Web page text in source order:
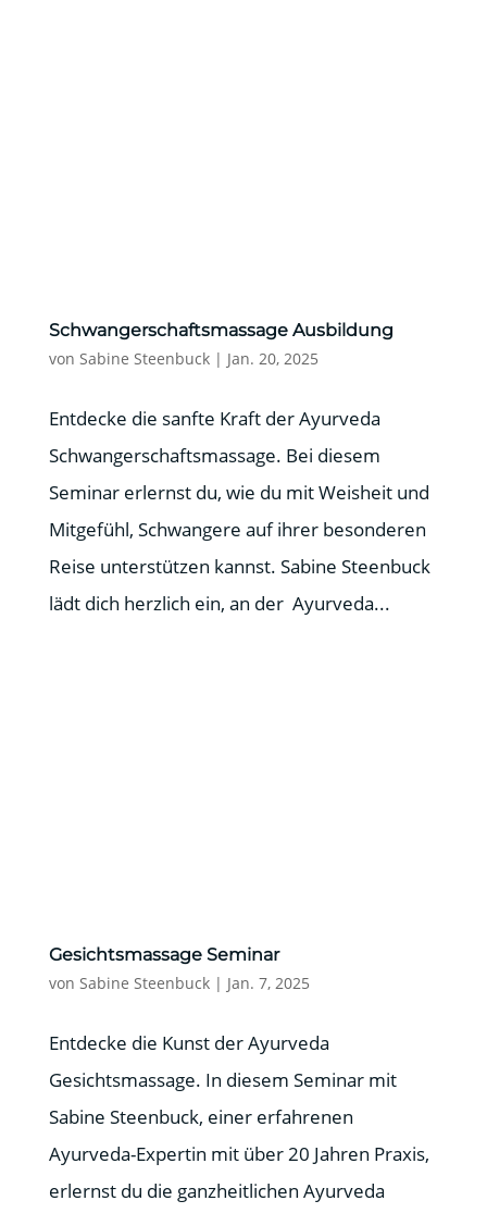
Schwangerschaftsmassage Ausbildung
von Sabine Steenbuck| Jan. 20, 2025
Entdecke die sanfte Kraft der Ayurveda
Schwangerschaftsmassage. Bei diesem
Seminar erlernst du, wie du mit Weisheit und
Mitgefühl, Schwangere auf ihrer besonderen
Reise unterstützen kannst. Sabine Steenbuck
lädt dich herzlich ein, an der Ayurveda...
Gesichtsmassage Seminar
von Sabine Steenbuck| Jan. 7, 2025
Entdecke die Kunst der Ayurveda
Gesichtsmassage. In diesem Seminar mit
Sabine Steenbuck, einer erfahrenen
Ayurveda-Expertin mit über 20 Jahren Praxis,
erlernst du die ganzheitlichen Ayurveda